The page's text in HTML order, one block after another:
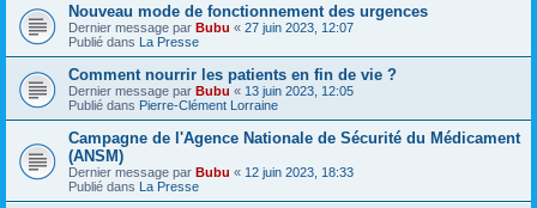
Nouveau mode de fonctionnement des urgences
Dernier message par Bubu « 27 juin 2023, 12:07
Publié dans La Presse
Comment nourrir les patients en fin de vie ?
Dernier message par Bubu « 13 juin 2023, 12:05
Publié dans Pierre-Clément Lorraine
Campagne de l'Agence Nationale de Sécurité du Médicament
(ANSM)
Dernier message par Bubu « 12 juin 2023, 18:33
Publié dans La Presse